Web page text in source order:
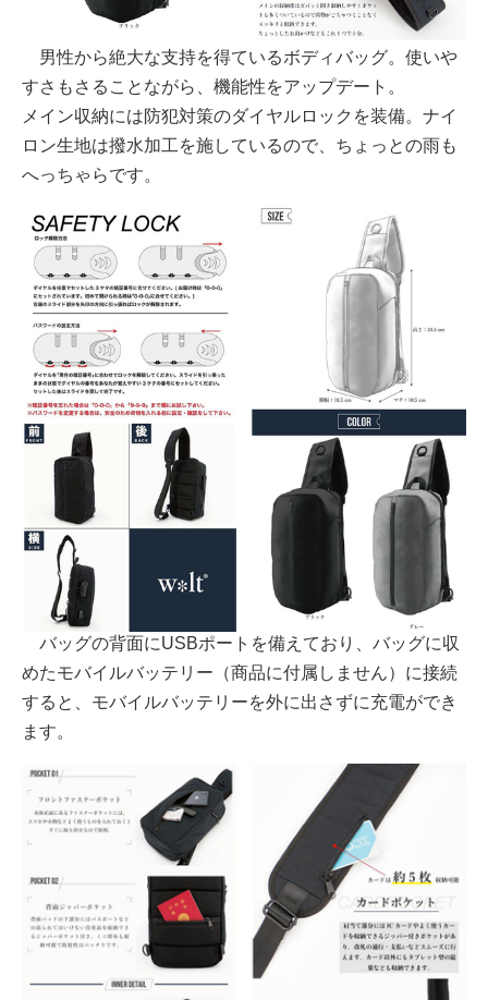
男性から絶大な支持を得ているボディバッグ。使いや
すさもさることながら、機能性をアップデート。
メイン収納には防犯対策のダイヤルロックを装備。ナイ
ロン生地は撥水加工を施しているので、ちょっとの雨も
へっちゃらです。
バッグの背面にUSBポートを備えており、バッグに収
めたモバイルバッテリー（商品に付属しません）に接続
すると、モバイルバッテリーを外に出さずに充電ができ
ます。